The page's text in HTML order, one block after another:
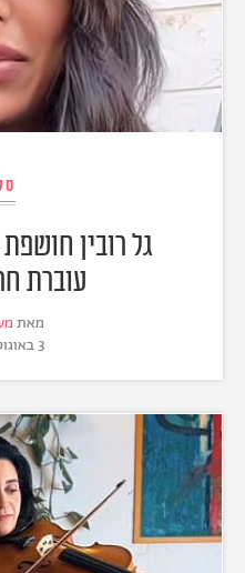
גל רובין
עוברת
מאת
3 באוגוסט 2026